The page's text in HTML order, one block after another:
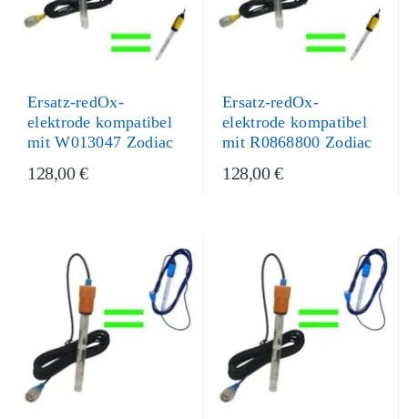
Ersatz-redOx-
elektrode kompatibel
mit W013047 Zodiac
128,00 €
Ersatz-redOx-
elektrode kompatibel
mit R0868800 Zodiac
128,00 €